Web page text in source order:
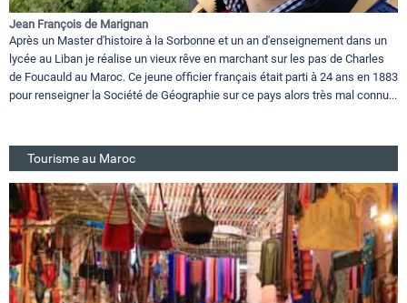
Jean François de Marignan
Après un Master d'histoire à la Sorbonne et un an d'enseignement dans un
lycée au Liban je réalise un vieux rêve en marchant sur les pas de Charles
de Foucauld au Maroc. Ce jeune officier français était parti à 24 ans en 1883
pour renseigner la Société de Géographie sur ce pays alors très mal connu...
Tourisme au Maroc